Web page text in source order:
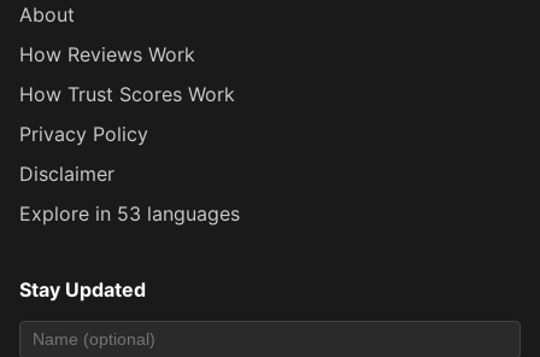
About
How Reviews Work
How Trust Scores Work
Privacy Policy
Disclaimer
Explore in 53 languages
Stay Updated